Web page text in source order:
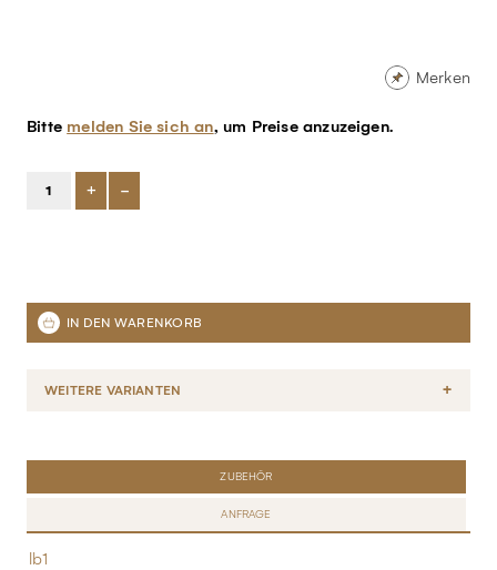
Merken
Bitte melden Sie sich an, um Preise anzuzeigen.
+ -
WEITERE VARIANTEN
ZUBEHÖR
ANFRAGE
lb1